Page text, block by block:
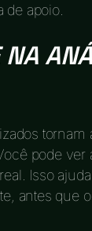
de apoio.
tornam
pode ver
Isso
antes que